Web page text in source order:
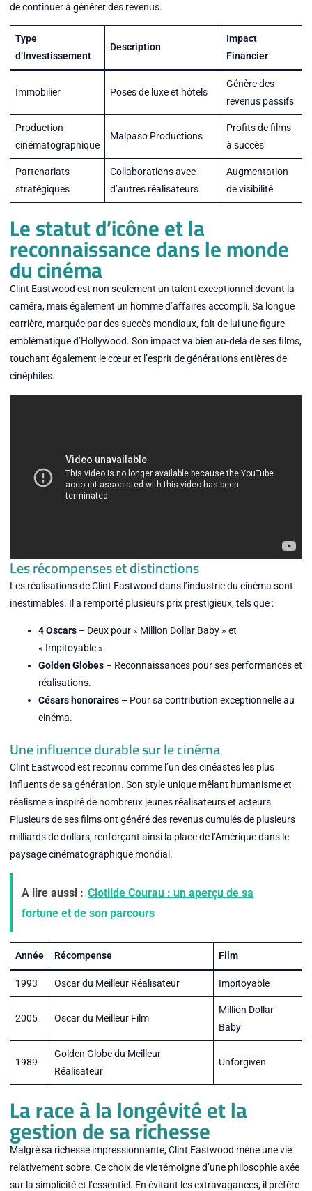
de continuer à générer des revenus.
Type
d’Investissement
Description
Impact
Financier
Immobilier Poses de luxe et hôtels
Génère des
revenus passifs
Production
cinématographique
Malpaso Productions
Profits de films
à succès
Partenariats
stratégiques
Collaborations avec
d’autres réalisateurs
Augmentation
de visibilité
Le statut d’icône et la
reconnaissance dans le monde
du cinéma
Clint Eastwood est non seulement un talent exceptionnel devant la
caméra, mais également un homme d’affaires accompli. Sa longue
carrière, marquée par des succès mondiaux, fait de lui une figure
emblématique d’Hollywood. Son impact va bien au-delà de ses films,
touchant également le cœur et l’esprit de générations entières de
cinéphiles.
Les récompenses et distinctions
Les réalisations de Clint Eastwood dans l’industrie du cinéma sont
inestimables. Il a remporté plusieurs prix prestigieux, tels que :
4 Oscars– Deux pour « Million Dollar Baby » et
« Impitoyable ».
Golden Globes– Reconnaissances pour ses performances et
réalisations.
Césars honoraires– Pour sa contribution exceptionnelle au
cinéma.
Une influence durable sur le cinéma
Clint Eastwood est reconnu comme l’un des cinéastes les plus
influents de sa génération. Son style unique mêlant humanisme et
réalisme a inspiré de nombreux jeunes réalisateurs et acteurs.
Plusieurs de ses films ont généré des revenus cumulés de plusieurs
milliards de dollars, renforçant ainsi la place de l’Amérique dans le
paysage cinématographique mondial.
A lire aussi : Clotilde Courau : un aperçu de sa
fortune et de son parcours
Année Récompense Film
1993 Oscar du Meilleur Réalisateur Impitoyable
2005 Oscar du Meilleur Film
Million Dollar
Baby
1989
Golden Globe du Meilleur
Réalisateur
Unforgiven
La race à la longévité et la
gestion de sa richesse
Malgré sa richesse impressionnante, Clint Eastwood mène une vie
relativement sobre. Ce choix de vie témoigne d’une philosophie axée
sur la simplicité et l’essentiel. En évitant les extravagances, il préfère